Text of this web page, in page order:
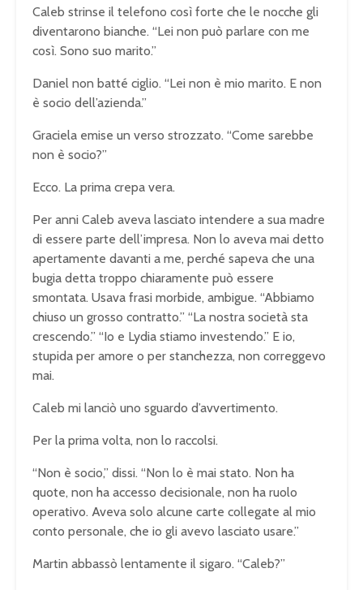
Caleb strinse il telefono così forte che le nocche gli
diventarono bianche. “Lei non può parlare con me
così. Sono suo marito.”
Daniel non batté ciglio. “Lei non è mio marito. E non
è socio dell’azienda.”
Graciela emise un verso strozzato. “Come sarebbe
non è socio?”
Ecco. La prima crepa vera.
Per anni Caleb aveva lasciato intendere a sua madre
di essere parte dell’impresa. Non lo aveva mai detto
apertamente davanti a me, perché sapeva che una
bugia detta troppo chiaramente può essere
smontata. Usava frasi morbide, ambigue. “Abbiamo
chiuso un grosso contratto.” “La nostra società sta
crescendo.” “Io e Lydia stiamo investendo.” E io,
stupida per amore o per stanchezza, non correggevo
mai.
Caleb mi lanciò uno sguardo d’avvertimento.
Per la prima volta, non lo raccolsi.
“Non è socio,” dissi. “Non lo è mai stato. Non ha
quote, non ha accesso decisionale, non ha ruolo
operativo. Aveva solo alcune carte collegate al mio
conto personale, che io gli avevo lasciato usare.”
Martin abbassò lentamente il sigaro. “Caleb?”